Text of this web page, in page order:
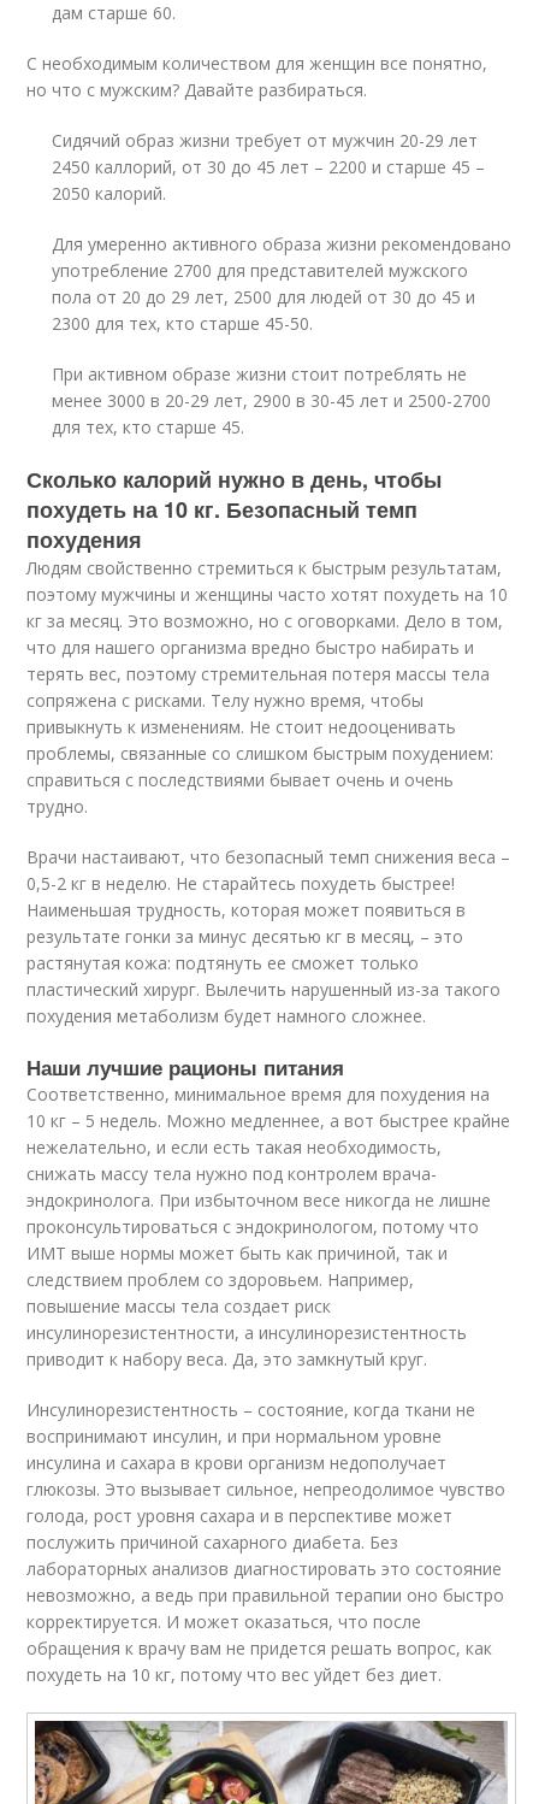
дам старше 60.
С необходимым количеством для женщин все понятно,
но что с мужским? Давайте разбираться.
Сидячий образ жизни требует от мужчин 20-29 лет
2450 каллорий, от 30 до 45 лет – 2200 и старше 45 –
2050 калорий.
Для умеренно активного образа жизни рекомендовано
употребление 2700 для представителей мужского
пола от 20 до 29 лет, 2500 для людей от 30 до 45 и
2300 для тех, кто старше 45-50.
При активном образе жизни стоит потреблять не
менее 3000 в 20-29 лет, 2900 в 30-45 лет и 2500-2700
для тех, кто старше 45.
Сколько калорий нужно в день, чтобы
похудеть на 10 кг. Безопасный темп
похудения
Людям свойственно стремиться к быстрым результатам,
поэтому мужчины и женщины часто хотят похудеть на 10
кг за месяц. Это возможно, но с оговорками. Дело в том,
что для нашего организма вредно быстро набирать и
терять вес, поэтому стремительная потеря массы тела
сопряжена с рисками. Телу нужно время, чтобы
привыкнуть к изменениям. Не стоит недооценивать
проблемы, связанные со слишком быстрым похудением:
справиться с последствиями бывает очень и очень
трудно.
Врачи настаивают, что безопасный темп снижения веса –
0,5-2 кг в неделю. Не старайтесь похудеть быстрее!
Наименьшая трудность, которая может появиться в
результате гонки за минус десятью кг в месяц, – это
растянутая кожа: подтянуть ее сможет только
пластический хирург. Вылечить нарушенный из-за такого
похудения метаболизм будет намного сложнее.
Наши лучшие рационы питания
Соответственно, минимальное время для похудения на
10 кг – 5 недель. Можно медленнее, а вот быстрее крайне
нежелательно, и если есть такая необходимость,
снижать массу тела нужно под контролем врача-
эндокринолога. При избыточном весе никогда не лишне
проконсультироваться с эндокринологом, потому что
ИМТ выше нормы может быть как причиной, так и
следствием проблем со здоровьем. Например,
повышение массы тела создает риск
инсулинорезистентности, а инсулинорезистентность
приводит к набору веса. Да, это замкнутый круг.
Инсулинорезистентность – состояние, когда ткани не
воспринимают инсулин, и при нормальном уровне
инсулина и сахара в крови организм недополучает
глюкозы. Это вызывает сильное, непреодолимое чувство
голода, рост уровня сахара и в перспективе может
послужить причиной сахарного диабета. Без
лабораторных анализов диагностировать это состояние
невозможно, а ведь при правильной терапии оно быстро
корректируется. И может оказаться, что после
обращения к врачу вам не придется решать вопрос, как
похудеть на 10 кг, потому что вес уйдет без диет.